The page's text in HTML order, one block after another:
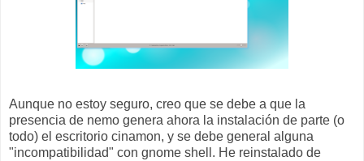
Aunque no estoy seguro, creo que se debe a que la
presencia de nemo genera ahora la instalación de parte (o
todo) el escritorio cinamon, y se debe general alguna
"incompatibilidad" con gnome shell. He reinstalado de